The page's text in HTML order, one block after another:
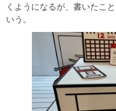
くようになるが、書いたこ
いう。